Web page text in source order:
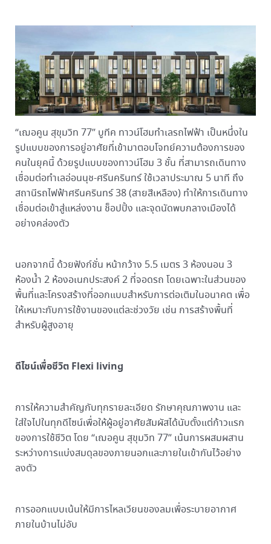
“เฌอคูน สุขุมวิท 77” บูทีค ทาวน์โฮมทำเลรถไฟฟ้า เป็นหนึ่งใน
รูปแบบของการอยู่อาศัยที่เข้ามาตอบโจทย์ความต้องการของ
คนในยุคนี้ ด้วยรูปแบบของทาวน์โฮม 3 ชั้น ที่สามารถเดินทาง
เชื่อมต่อทำเลอ่อนนุช-ศรีนครินทร์ ใช้เวลาประมาณ 5 นาที ถึง
สถานีรถไฟฟ้าศรีนครินทร์ 38 (สายสีเหลือง) ทำให้การเดินทาง
เชื่อมต่อเข้าสู่แหล่งงาน ช็อปปิ้ง และจุดนัดพบกลางเมืองได้
อย่างคล่องตัว
นอกจากนี้ ด้วยฟังก์ชั่น หน้ากว้าง 5.5 เมตร 3 ห้องนอน 3
ห้องน้ำ 2 ห้องอเนกประสงค์ 2 ที่จอดรถ โดยเฉพาะในส่วนของ
พื้นที่และโครงสร้างที่ออกแบบสำหรับการต่อเติมในอนาคต เพื่อ
ให้เหมาะกับการใช้งานของแต่ละช่วงวัย เช่น การสร้างพื้นที่
สำหรับผู้สูงอายุ
ดีไซน์เพื่อชีวิต Flexi living
การให้ความสำคัญกับทุกรายละเอียด รักษาคุณภาพงาน และ
ใส่ใจไปในทุกดีไซน์เพื่อให้ผู้อยู่อาศัยสัมผัสได้นับตั้งแต่ก้าวแรก
ของการใช้ชีวิต โดย “เฌอคูน สุขุมวิท 77” เน้นการผสมผสาน
ระหว่างการแบ่งสมดุลของภายนอกและภายในเข้ากันไว้อย่าง
ลงตัว
การออกแบบเน้นให้มีการไหลเวียนของลมเพื่อระบายอากาศ
ภายในบ้านไม่อับ